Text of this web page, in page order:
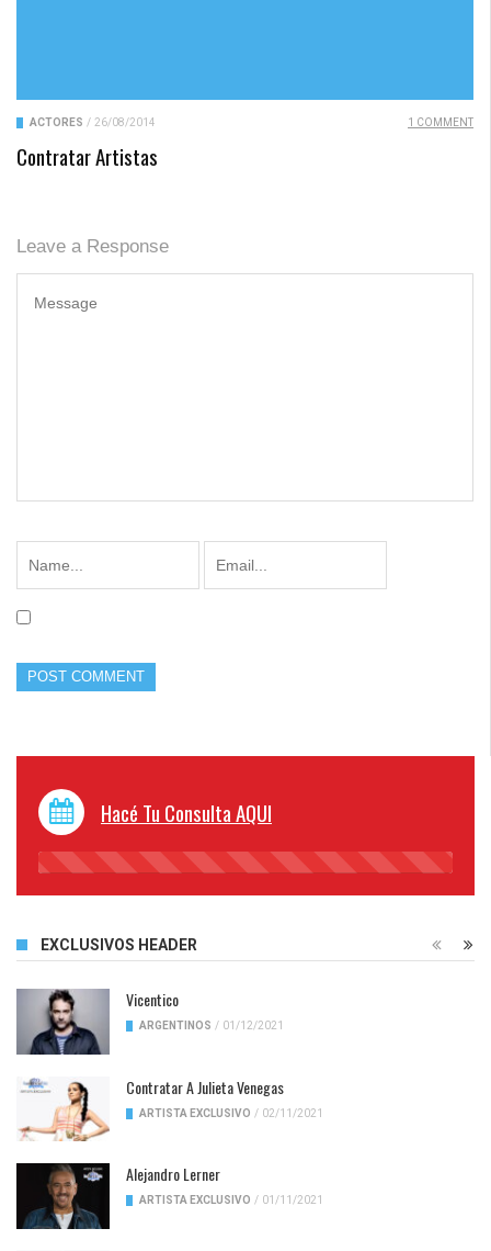
ACTORES / 26/08/2014 1 COMMENT
Contratar Artistas
Leave a Response
Hacé Tu Consulta AQUI
45%
EXCLUSIVOS HEADER
Vicentico
ARGENTINOS / 01/12/2021
Contratar A Julieta Venegas
ARTISTA EXCLUSIVO / 02/11/2021
Alejandro Lerner
ARTISTA EXCLUSIVO / 01/11/2021